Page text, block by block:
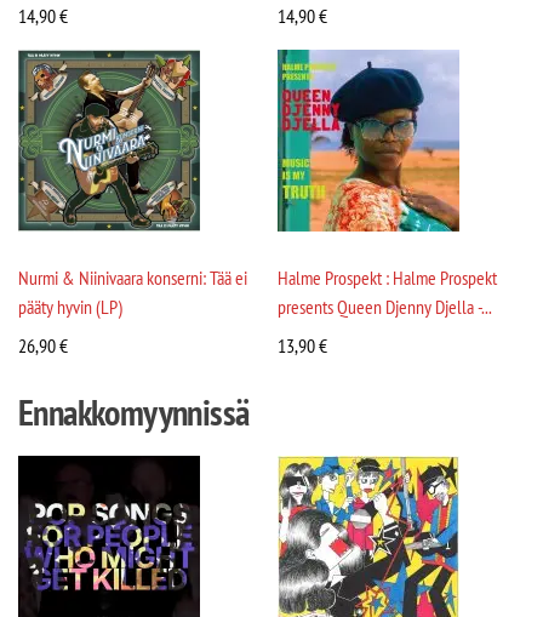
14,90€
14,90€
Nurmi & Niinivaara konserni: Tää ei
pääty hyvin (LP)
26,90€
Halme Prospekt : Halme Prospekt
presents Queen Djenny Djella -...
13,90€
Ennakkomyynnissä